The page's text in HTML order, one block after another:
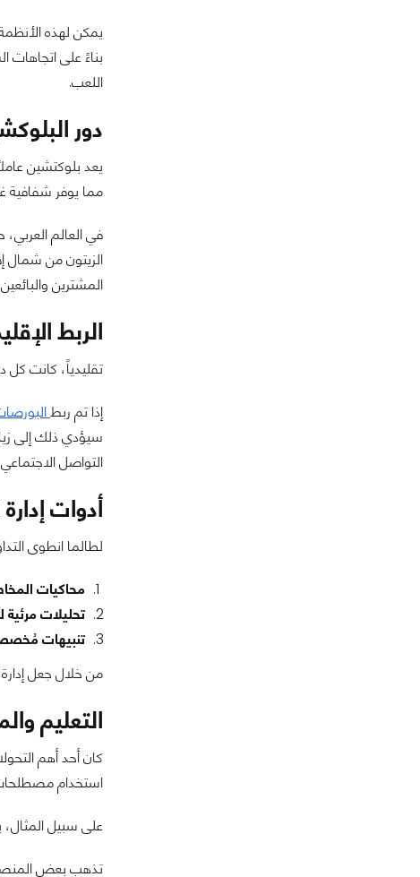
يمكن لهذه
بناءً على اتجاهات
اللعب.
دور
يعد بلوكتشين
مما يوفر شفافية
في العالم
الزيتون من شمال
المشترين
الربط
تقليدياً، كانت
إذا تم ربط
سيؤدي ذلك إلى
التواصل
أدوات
لطالما انطوى
محاكيات
تحليلات
تنبيهات
من خلال جعل
التعليم
كان أحد أهم
استخدام مصطلحات
على سبيل
تذهب بعض